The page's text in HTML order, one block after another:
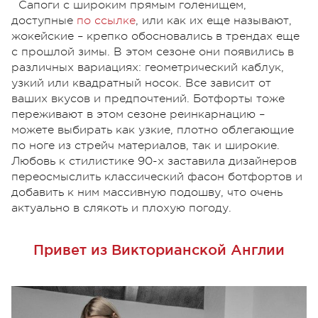
Сапоги с широким прямым голенищем,
доступные по ссылке, или как их еще называют,
жокейские – крепко обосновались в трендах еще
с прошлой зимы. В этом сезоне они появились в
различных вариациях: геометрический каблук,
узкий или квадратный носок. Все зависит от
ваших вкусов и предпочтений. Ботфорты тоже
переживают в этом сезоне реинкарнацию –
можете выбирать как узкие, плотно облегающие
по ноге из стрейч материалов, так и широкие.
Любовь к стилистике 90-х заставила дизайнеров
переосмыслить классический фасон ботфортов и
добавить к ним массивную подошву, что очень
актуально в слякоть и плохую погоду.
Привет из Викторианской Англии